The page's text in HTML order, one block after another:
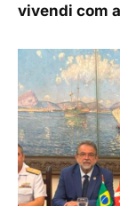
vivendi com